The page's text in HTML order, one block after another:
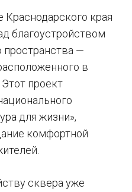
края
благоустройством
пространства —
в
проект
для жизни»,
комфортной
сквера уже